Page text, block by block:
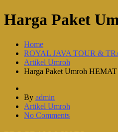
Harga Paket
Home
ROYAL JAVA TOUR &
Artikel Umroh
Harga Paket Umroh HEMAT
By admin
Artikel Umroh
No Comments